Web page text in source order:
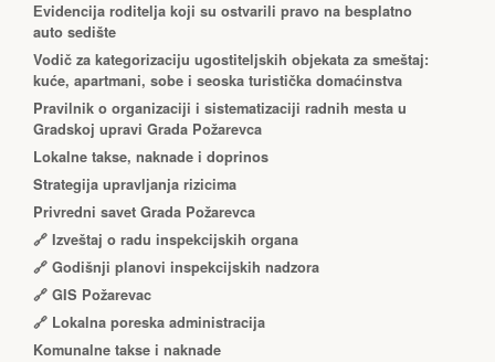
Еvidencija roditelja koji su ostvarili pravo na besplatno
auto sedište
Vodič za kategorizaciju ugostiteljskih objekata za smeštaj:
kuće, apartmani, sobe i seoska turistička domaćinstva
Pravilnik o organizaciji i sistematizaciji radnih mesta u
Gradskoj upravi Grada Požarevca
Lokalne takse, naknade i doprinos
Strategija upravljanja rizicima
Privredni savet Grada Požarevca
🔗 Izveštaj o radu inspekcijskih organa
🔗 Godišnji planovi inspekcijskih nadzora
🔗 GIS Požarevac
🔗 Lokalna poreska administracija
Komunalne takse i naknade